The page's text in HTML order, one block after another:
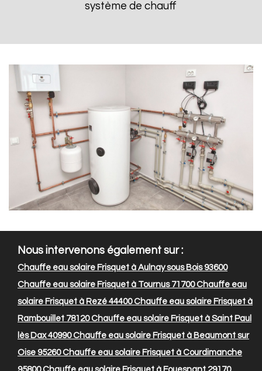
système de chauff
Nous intervenons également sur :
Chauffe eau solaire Frisquet à Aulnay sous Bois 93600
Chauffe eau solaire Frisquet à Tournus 71700Chauffe eau
solaire Frisquet à Rezé 44400Chauffe eau solaire Frisquet à
Rambouillet 78120Chauffe eau solaire Frisquet à Saint Paul
lès Dax 40990Chauffe eau solaire Frisquet à Beaumont sur
Oise 95260Chauffe eau solaire Frisquet à Courdimanche